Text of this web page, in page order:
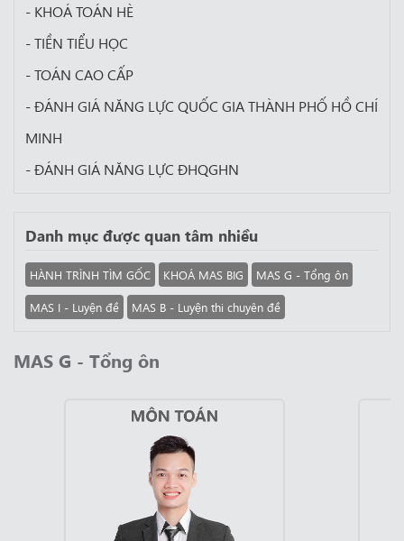
- KHOÁ TOÁN HÈ
- TIỀN TIỂU HỌC
- TOÁN CAO CẤP
- ĐÁNH GIÁ NĂNG LỰC QUỐC GIA THÀNH PHỐ HỒ CHÍ
MINH
- ĐÁNH GIÁ NĂNG LỰC ĐHQGHN
Danh mục được quan tâm nhiều
HÀNH TRÌNH TÌM GỐC KHOÁ MAS BIG
MAS G - Tổng ôn
MAS I - Luyện đề
MAS B - Luyện thi chuyên đề
MAS G - Tổng ôn